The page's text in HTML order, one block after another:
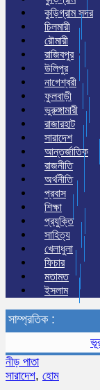
কুড়িগ্রাম সদর
চিলমারী
রৌমারী
রাজিবপুর
উলিপুর
নাগেশ্বরী
ফুলবাড়ী
ভুরুঙ্গামারী
রাজারহাট
সারাদেশ
আন্তর্জাতিক
রাজনীতি
অর্থনীতি
প্রবাস
শিক্ষা
প্রযুক্তি
সাহিত্য
খেলাধুলা
ফিচার
মতামত
ইসলাম
সাম্প্রতিক :
নীড় পাতা
সারাদেশ, হোম